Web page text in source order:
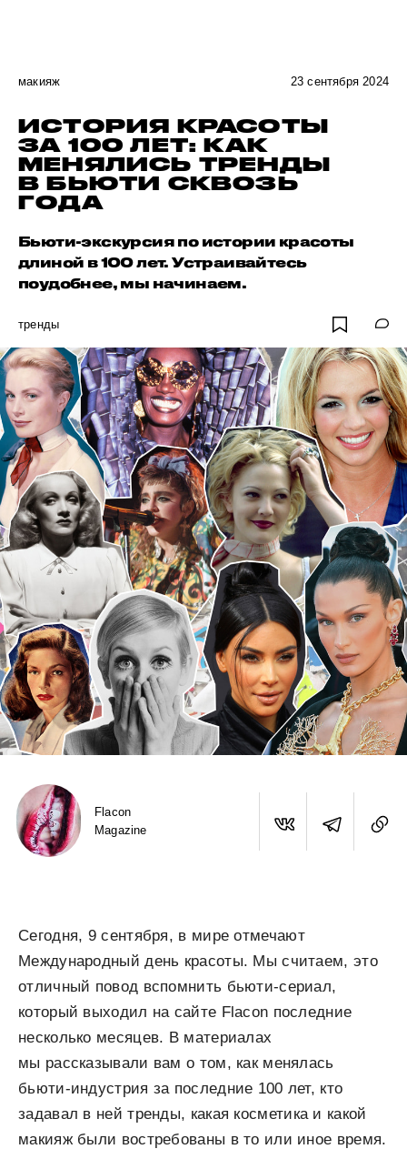
макияж 23 сентября 2024
ИСТОРИЯ КРАСОТЫ
ЗА 100 ЛЕТ: КАК
МЕНЯЛИСЬ ТРЕНДЫ
В БЬЮТИ СКВОЗЬ
ГОДА
Бьюти-экскурсия по истории красоты
длиной в 100 лет. Устраивайтесь
поудобнее, мы начинаем.
тренды
Flacon
Magazine
Сегодня, 9 сентября, в мире отмечают
Международный день красоты. Мы считаем, это
отличный повод вспомнить бьюти-сериал,
который выходил на сайте Flacon последние
несколько месяцев. В материалах
мы рассказывали вам о том, как менялась
бьюти-индустрия за последние 100 лет, кто
задавал в ней тренды, какая косметика и какой
макияж были востребованы в то или иное время.